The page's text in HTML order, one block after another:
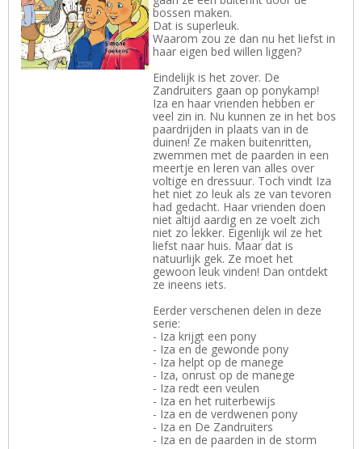
bossen maken.
Dat is superleuk.
Waarom zou ze dan nu het liefst in
haar eigen bed willen liggen?
Eindelijk is het zover. De
Zandruiters gaan op ponykamp!
Iza en haar vrienden hebben er
veel zin in. Nu kunnen ze in het bos
paardrijden in plaats van in de
duinen! Ze maken buitenritten,
zwemmen met de paarden in een
meertje en leren van alles over
voltige en dressuur. Toch vindt Iza
het niet zo leuk als ze van tevoren
had gedacht. Haar vrienden doen
niet altijd aardig en ze voelt zich
niet zo lekker. Eigenlijk wil ze het
liefst naar huis. Maar dat is
natuurlijk gek. Ze moet het
gewoon leuk vinden! Dan ontdekt
ze ineens iets.
Eerder verschenen delen in deze
serie:
- Iza krijgt een pony
- Iza en de gewonde pony
- Iza helpt op de manege
- Iza, onrust op de manege
- Iza redt een veulen
- Iza en het ruiterbewijs
- Iza en de verdwenen pony
- Iza en De Zandruiters
- Iza en de paarden in de storm